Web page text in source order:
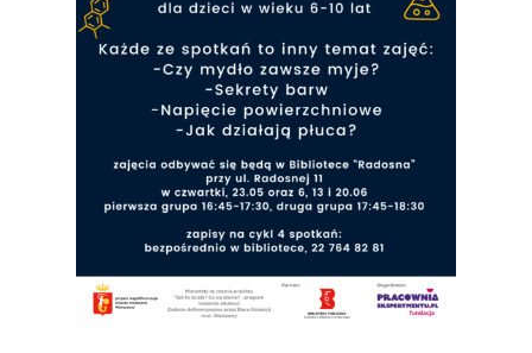
poprawić
funkcjonalność
na podstawie
tego, jak
używana.